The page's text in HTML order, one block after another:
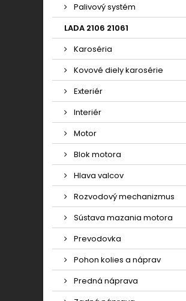
Palivový systém
LADA 2106 21061
Karoséria
Kovové diely karosérie
Exteriér
Interiér
Motor
Blok motora
Hlava valcov
Rozvodový mechanizmus
Sústava mazania motora
Prevodovka
Pohon kolies a náprav
Predná náprava